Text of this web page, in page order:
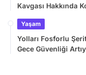
Kavgası Hakkında
Yaşam
Yolları Fosforlu
Gece Güvenliği